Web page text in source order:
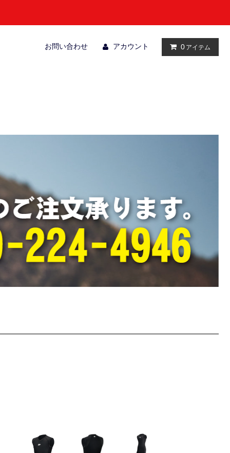
お問い合わせ アカウント 0 アイテム